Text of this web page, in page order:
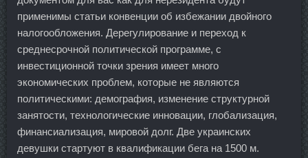
применимы статьи конвенции об избежании двойного
налогообложения. Дерегулирование и переход к
среднесрочной политической программе, с
инвестиционной точки зрения имеет много
экономических проблем, которые не являются
политическими: демография, изменение структурной
занятости, технологические инновации, глобализация,
финансиализация, мировой долг. Две украинских
девушки стартуют в квалификации бега на 1500 м.